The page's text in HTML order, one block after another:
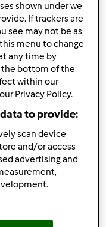
shown under we
If trackers are
see may not be as
menu to change
any time by
the bottom of the
within our
Privacy Policy.
to provide:
scan device
and/or access
advertising and